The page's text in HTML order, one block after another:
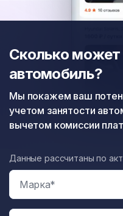
Сколько может
автомобиль?
Мы покажем ваш
учетом занятости
вычетом комиссии
Данные рассчитаны по